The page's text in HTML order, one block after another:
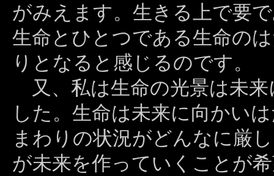
がみえます。生きる上で要
生命とひとつである生命の
りとなると感じるのです。
又、私は生命の光景は未
した。生命は未来に向かい
まわりの状況がどんなに厳
が未来を作っていくことが